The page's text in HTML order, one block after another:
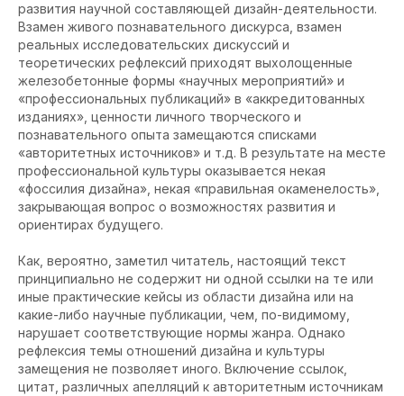
развития научной составляющей дизайн-деятельности.
Взамен живого познавательного дискурса, взамен
реальных исследовательских дискуссий и
теоретических рефлексий приходят выхолощенные
железобетонные формы «научных мероприятий» и
«профессиональных публикаций» в «аккредитованных
изданиях», ценности личного творческого и
познавательного опыта замещаются списками
«авторитетных источников» и т.д. В результате на месте
профессиональной культуры оказывается некая
«фоссилия дизайна», некая «правильная окаменелость»,
закрывающая вопрос о возможностях развития и
ориентирах будущего.
Как, вероятно, заметил читатель, настоящий текст
принципиально не содержит ни одной ссылки на те или
иные практические кейсы из области дизайна или на
какие-либо научные публикации, чем, по-видимому,
нарушает соответствующие нормы жанра. Однако
рефлексия темы отношений дизайна и культуры
замещения не позволяет иного. Включение ссылок,
цитат, различных апелляций к авторитетным источникам